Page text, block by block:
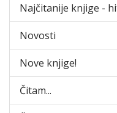
Najčitanije knjige -
Novosti
Nove knjige!
Čitam...